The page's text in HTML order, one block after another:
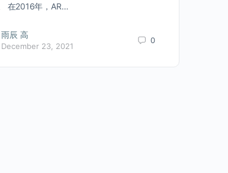
在2016年，AR…
雨辰 高
December 23, 2021
0